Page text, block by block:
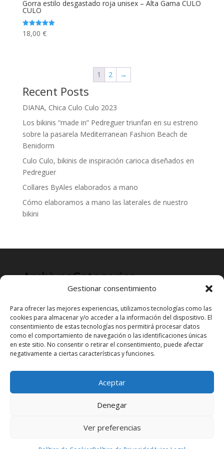
Gestionar consentimiento
Para ofrecer las mejores experiencias, utilizamos tecnologías como las
cookies para almacenar y/o acceder a la información del dispositivo. El
consentimiento de estas tecnologías nos permitirá procesar datos
como el comportamiento de navegación o las identificaciones únicas
en este sitio. No consentir o retirar el consentimiento, puede afectar
negativamente a ciertas características y funciones.
Aceptar
Denegar
Ver preferencias
Gorra estilo desgastado roja unisex – Alta Gama CULO
CULO
Valorado
con
18,00 €
1 2 →
Recent Posts
DIANA, Chica Culo Culo 2023
Los bikinis “made in” Pedreguer triunfan en su estreno
sobre la pasarela Mediterranean Fashion Beach de
Benidorm
Culo Culo, bikinis de inspiración carioca diseñados en
Pedreguer
Collares ByAles elaborados a mano
Cómo elaboramos a mano las laterales de nuestro
bikini
ArchivesCategories
Prensa